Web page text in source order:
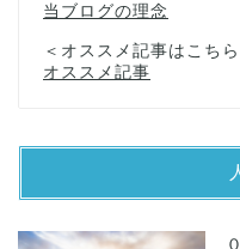
当ブログの理念
＜オススメ記事はこちら
オススメ記事